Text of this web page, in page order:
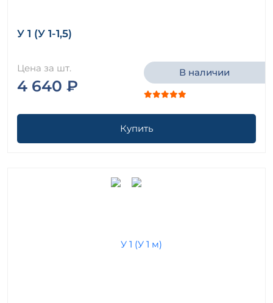
У 1 (У 1-1,5)
Цена за шт.
4 640 ₽
В наличии
Купить